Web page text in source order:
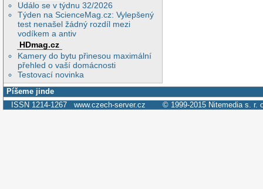
Událo se v týdnu 32/2026
Týden na ScienceMag.cz: Vylepšený
test nenašel žádný rozdíl mezi
vodíkem a antiv
HDmag.cz
Kamery do bytu přinesou maximální
přehled o vaší domácnosti
Testovací novinka
Píšeme jinde
ISSN 1214-1267 www.czech-server.cz © 1999-2015 Nitemedia s. r.